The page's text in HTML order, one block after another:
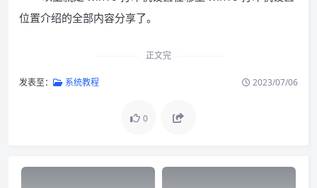
位置介绍的全部内容分享了。
正文完
发表至： 系统教程 2023/07/06
0